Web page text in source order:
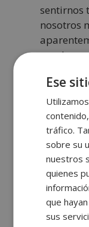
sentirnos
nosotros
ayudan a
No nos
la
la casa
época
tiempo
junto a
nuestro
Ese
tráfico.
sobre su
nuestros
quienes
que
sus